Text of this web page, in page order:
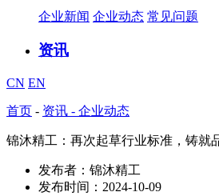
企业新闻 企业动态 常见问题
资讯
CN EN
首页 - 资讯 - 企业动态
锦沐精工：再次起草行业标准，铸就
发布者：锦沐精工
发布时间：2024-10-09